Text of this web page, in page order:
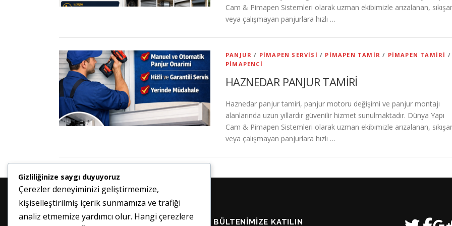
Cam & Pimapen Sistemleri olarak uzman ekibimizle arızalanan,
veya çalışmayan panjurlara hızlı …
PANJUR / PIMAPEN SERVISI / PIMAPEN TAMIR / PIMAPEN TAMIRI /
PIMAPENCI
HAZNEDAR PANJUR TAMİRİ
Haznedar panjur tamiri, panjur motoru değişimi ve panjur montajı
alanlarında uzun yıllardır güvenilir hizmet sunulmaktadır. Dünya Yapı
Cam & Pimapen Sistemleri olarak uzman ekibimizle arızalanan,
veya çalışmayan panjurlara hızlı …
HABER BÜLTENIMIZE KATILIN
Gizliliğinize saygı duyuyoruz
Çerezler deneyiminizi geliştirmemize,
kişiselleştirilmiş içerik sunmamıza ve trafiği
analiz etmemize yardımcı olur. Hangi çerezlere